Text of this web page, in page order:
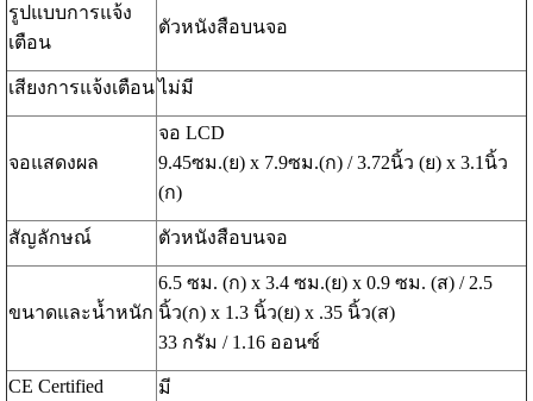
รูปแบบการแจ้ง
เตือน
ตัวหนังสือบนจอ
เสียงการแจ้งเตือนไม่มี
จอแสดงผล
จอ LCD
9.45ซม.(ย) x 7.9ซม.(ก) / 3.72นิ้ว (ย) x 3.1นิ้ว
(ก)
สัญลักษณ์ ตัวหนังสือบนจอ
ขนาดและน้ำหนัก
6.5 ซม. (ก) x 3.4 ซม.(ย) x 0.9 ซม. (ส) / 2.5
นิ้ว(ก) x 1.3 นิ้ว(ย) x .35 นิ้ว(ส)
33 กรัม / 1.16 ออนซ์
CE Certified มี